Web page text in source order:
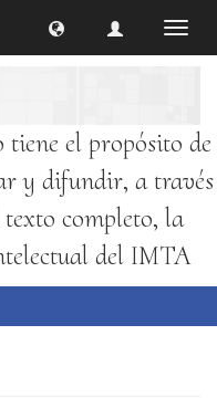
tiene el propósito de
y difundir, a través
texto completo, la
del IMTA